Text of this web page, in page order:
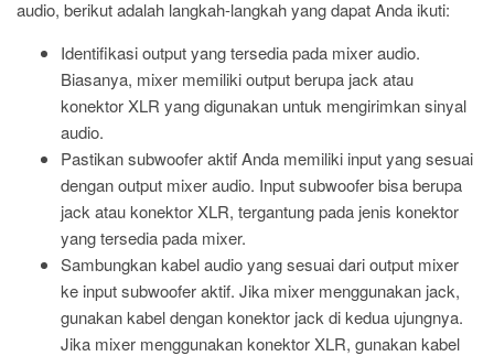
audio, berikut adalah langkah-langkah yang dapat Anda ikuti:
Identifikasi output yang tersedia pada mixer audio.
Biasanya, mixer memiliki output berupa jack atau
konektor XLR yang digunakan untuk mengirimkan sinyal
audio.
Pastikan subwoofer aktif Anda memiliki input yang sesuai
dengan output mixer audio. Input subwoofer bisa berupa
jack atau konektor XLR, tergantung pada jenis konektor
yang tersedia pada mixer.
Sambungkan kabel audio yang sesuai dari output mixer
ke input subwoofer aktif. Jika mixer menggunakan jack,
gunakan kabel dengan konektor jack di kedua ujungnya.
Jika mixer menggunakan konektor XLR, gunakan kabel